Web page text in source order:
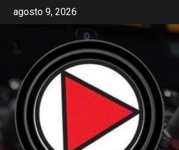
agosto 9, 2026